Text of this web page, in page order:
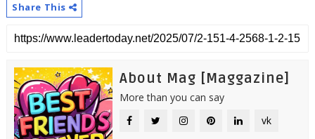
Share This
About Mag [Maggazine]
More than you can say
vk